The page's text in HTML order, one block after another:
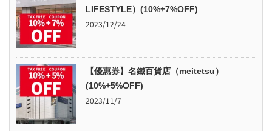
LIFESTYLE）(10%+7%OFF)
2023/12/24
【優惠券】名鐵百貨店（meitetsu）
(10%+5%OFF)
2023/11/7